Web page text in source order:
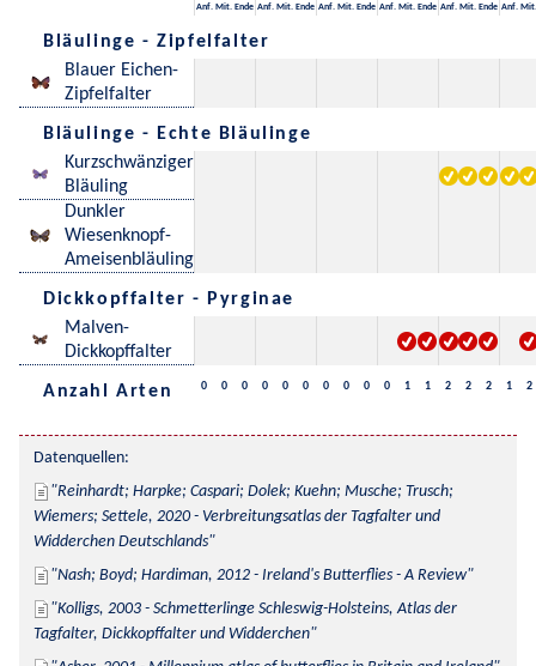
Anf. Mit. Ende Anf. Mit. Ende Anf. Mit. Ende Anf. Mit. Ende Anf. Mit. Ende Anf. Mit.
Bläulinge - Zipfelfalter
Blauer Eichen-
Zipfelfalter
Bläulinge - Echte Bläulinge
Kurzschwänziger
Bläuling
Dunkler
Wiesenknopf-
Ameisenbläuling
Dickkopffalter - Pyrginae
Malven-
Dickkopffalter
Anzahl Arten 0 0 0 0 0 0 0 0 0 0 1 1 2 2 2 1 2
Datenquellen:
Reinhardt; Harpke; Caspari; Dolek; Kuehn; Musche; Trusch;
Wiemers; Settele, 2020 - Verbreitungsatlas der Tagfalter und
Widderchen Deutschlands
Nash; Boyd; Hardiman, 2012 - Ireland's Butterflies - A Review
Kolligs, 2003 - Schmetterlinge Schleswig-Holsteins, Atlas der
Tagfalter, Dickkopffalter und Widderchen